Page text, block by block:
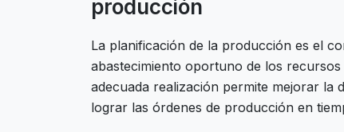
producción
La planificación de la producción es el
abastecimiento oportuno de los
adecuada realización permite mejorar la
lograr las órdenes de producción en